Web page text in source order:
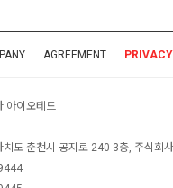
AGREEMENT
아이오테드
치도 춘천시 공지로 240 3층, 주식회